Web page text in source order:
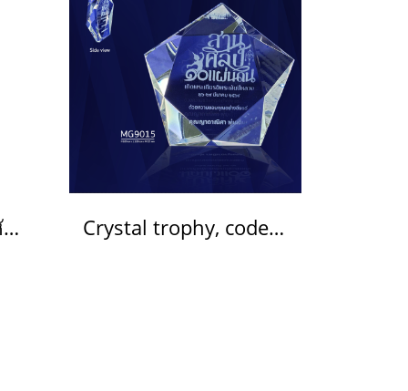
ถ้วยรางวัลคริสตัล รหัส 3139 Crystal trophy, code MG 9015